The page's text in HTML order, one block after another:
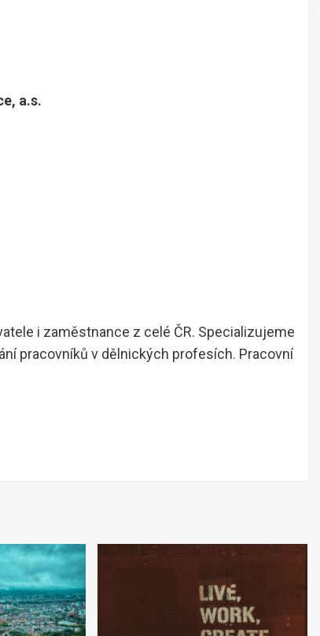
a.s.
i zaměstnance z celé ČR. Specializujeme
pracovníků v dělnických profesích. Pracovní